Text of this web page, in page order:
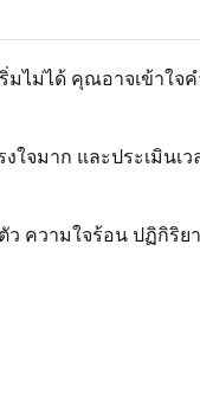
มไม่ได้ คุณอาจเข้าใ
จมาก และประเมินเ
ว ความใจร้อน ปฏิกิ